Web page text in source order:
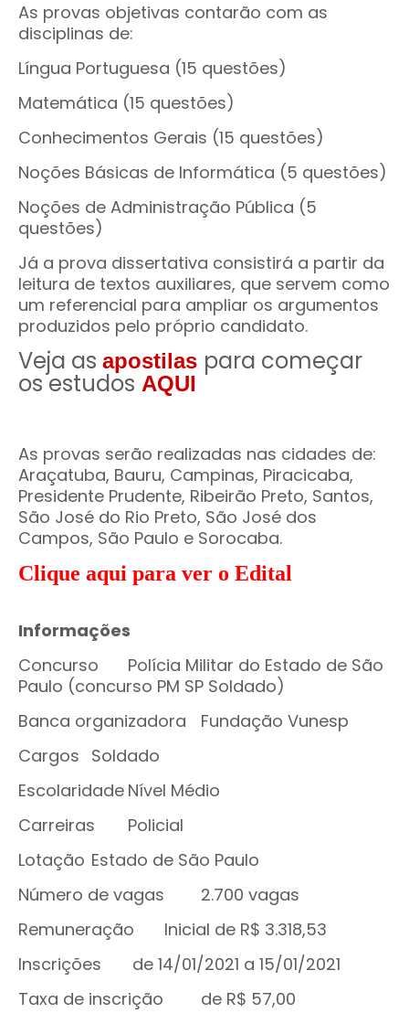
As provas objetivas contarão com as
disciplinas de:
Língua Portuguesa (15 questões)
Matemática (15 questões)
Conhecimentos Gerais (15 questões)
Noções Básicas de Informática (5 questões)
Noções de Administração Pública (5
questões)
Já a prova dissertativa consistirá a partir da
leitura de textos auxiliares, que servem como
um referencial para ampliar os argumentos
produzidos pelo próprio candidato.
Veja as apostilas para começar
os estudos AQUI
As provas serão realizadas nas cidades de:
Araçatuba, Bauru, Campinas, Piracicaba,
Presidente Prudente, Ribeirão Preto, Santos,
São José do Rio Preto, São José dos
Campos, São Paulo e Sorocaba.
Clique aqui para ver o Edital
Informações
Concurso
Polícia Militar do Estado de São
Paulo (concurso PM SP Soldado)
Banca organizadora
Fundação Vunesp
Cargos Soldado
Escolaridade Nível Médio
Carreiras
Policial
Lotação Estado de São Paulo
Número de vagas
2.700 vagas
Remuneração
Inicial de R$ 3.318,53
Inscrições
de 14/01/2021 a 15/01/2021
Taxa de inscrição
de R$ 57,00